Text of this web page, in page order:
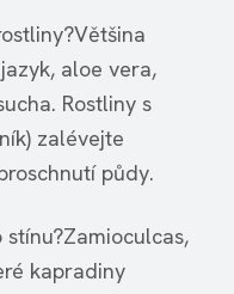
aloe vera,
Rostliny s
zalévejte
půdy.
kapradiny